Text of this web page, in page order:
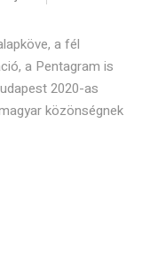
a fél
a Pentagram is
2020-as
közönségnek